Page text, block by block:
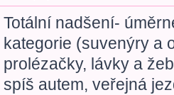
Totální nadšení-
kategorie (suvenýry a
prolézačky, lávky a
spíš autem, veřejná